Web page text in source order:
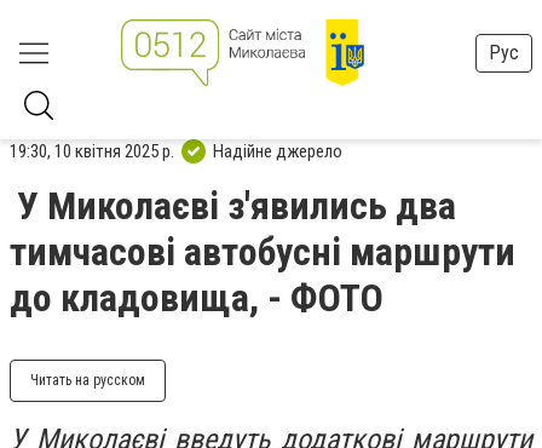
Рус
19:30, 10 квітня 2025 р. Надійне джерело
У Миколаєві з'явились два
тимчасові автобусні маршрути
до кладовища, - ФОТО
Читать на русском
У Миколаєві введуть додаткові маршрути